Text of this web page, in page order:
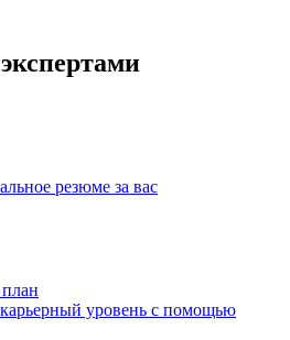
резюме за вас
уровень с помощью